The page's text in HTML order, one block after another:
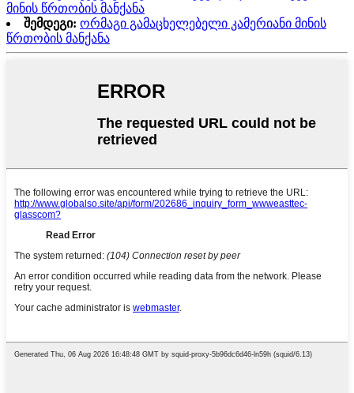
მინის წრთობის მანქანა
შემდეგი: ორმაგი გამაცხელებელი კამერიანი მინის
წრთობის მანქანა